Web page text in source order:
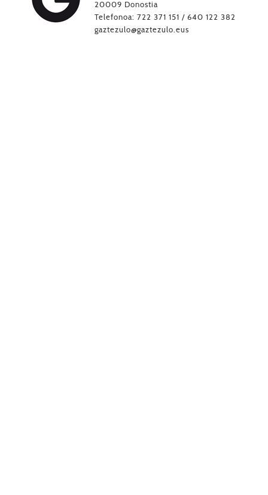
20009 Donostia
Telefonoa: 722 371 151 / 640 122 382
gaztezulo@gaztezulo.eus